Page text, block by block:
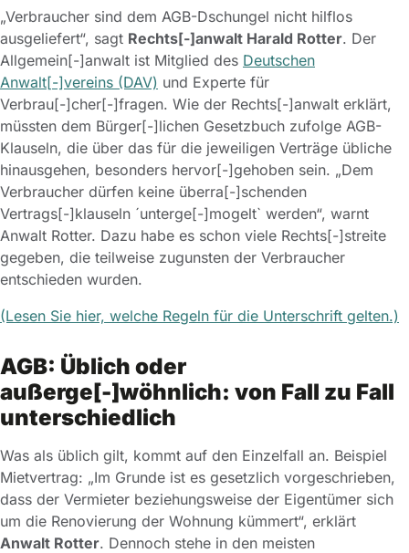
„Verbraucher sind dem AGB-Dschungel nicht hilflos
ausgeliefert“, sagt Rechts[-]anwalt Harald Rotter. Der
Allgemein[-]anwalt ist Mitglied des Deutschen
Anwalt[-]vereins (DAV) und Experte für
Verbrau[-]cher[-]fragen. Wie der Rechts[-]anwalt erklärt,
müssten dem Bürger[-]lichen Gesetzbuch zufolge AGB-
Klauseln, die über das für die jeweiligen Verträge übliche
hinausgehen, besonders hervor[-]gehoben sein. „Dem
Verbraucher dürfen keine überra[-]schenden
Vertrags[-]klauseln ´unterge[-]mogelt` werden“, warnt
Anwalt Rotter. Dazu habe es schon viele Rechts[-]streite
gegeben, die teilweise zugunsten der Verbraucher
entschieden wurden.
(Lesen Sie hier, welche Regeln für die Unterschrift gelten.)
AGB: Üblich oder
außerge[-]wöhnlich: von Fall zu Fall
unterschiedlich
Was als üblich gilt, kommt auf den Einzelfall an. Beispiel
Mietvertrag: „Im Grunde ist es gesetzlich vorgeschrieben,
dass der Vermieter beziehungsweise der Eigentümer sich
um die Renovierung der Wohnung kümmert“, erklärt
Anwalt Rotter. Dennoch stehe in den meisten